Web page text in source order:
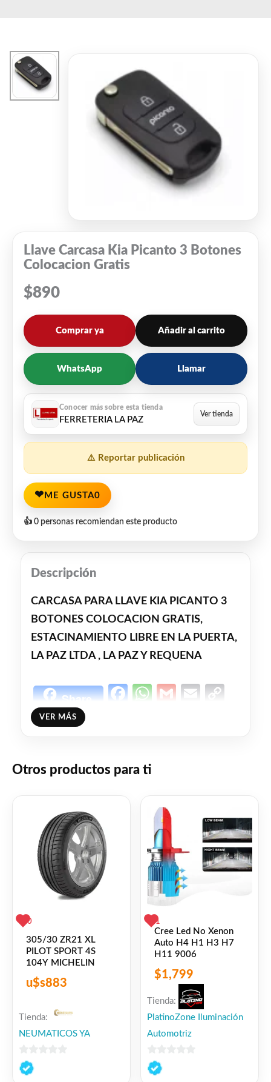
Llave Carcasa Kia Picanto 3 Botones
Colocacion Gratis
$890
Comprar ya Añadir al carrito
WhatsApp Llamar
FERRETERIA LA PAZ
⚠️ Reportar publicación
❤ ME GUSTA0
👍 0 personas recomiendan este producto
Descripción
CARCASA PARA LLAVE KIA PICANTO 3
BOTONES COLOCACION GRATIS,
ESTACINAMIENTO LIBRE EN LA PUERTA,
LA PAZ LTDA , LA PAZ Y REQUENA
Share Facebook
WhatsApp
Gmail
Email
Twitter
Share
👍 0 personas recomiendan este producto
VER MÁS
Otros productos para ti
0
305/30 ZR21 XL
PILOT SPORT 4S
104Y MICHELIN
u$s883
Tienda:
NEUMATICOS YA
0
de
1
Cree Led No Xenon
Auto H4 H1 H3 H7
H11 9006
$1,799
Tienda:
PlatinoZone Iluminación
Automotriz
0
de
$2,900.
es:
$2,500.